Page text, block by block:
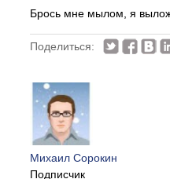
Брось мне мылом, я
Поделиться:
Михаил Сорокин
Подписчик